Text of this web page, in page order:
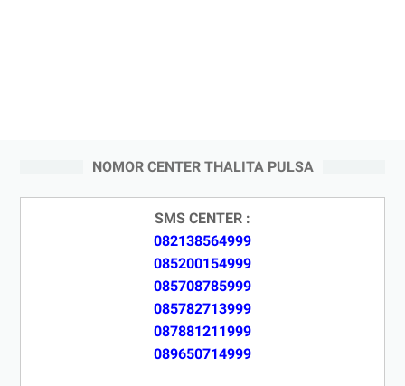
NOMOR CENTER THALITA PULSA
SMS CENTER :
082138564999
085200154999
085708785999
085782713999
087881211999
089650714999